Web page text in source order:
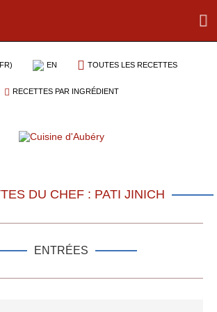
EN TOUTES LES RECETTES
RECETTES PAR INGRÉDIENT
DU CHEF : PATI JINICH
ENTRÉES